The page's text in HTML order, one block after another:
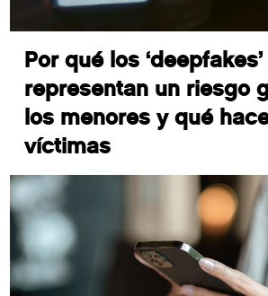
Por qué los
representan un riesgo
los menores y qué
víctimas